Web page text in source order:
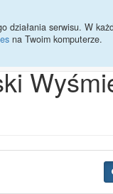
działania serwisu. W
na Twoim komputerze.
Przycisk